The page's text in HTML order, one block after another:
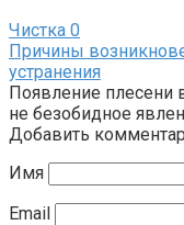
Чистка 0
Причины
устранения
Появление плесени
не безобидное
Добавить
Имя
Email